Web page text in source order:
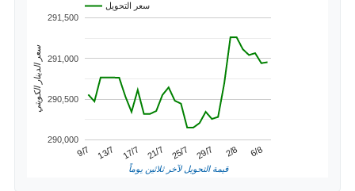
سعر التحويل
9/7 13/7 17/7 21/7 25/7 29/7 2/8 6/8
290,000
290,500
291,000
291,500
قيمة التحويل لآخر ثلاثين يوماً
سعر الدينار الكويتي